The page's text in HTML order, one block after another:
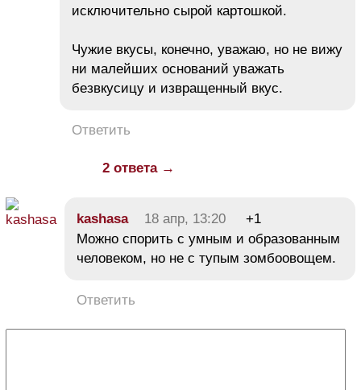
исключительно сырой картошкой.
Чужие вкусы, конечно, уважаю, но не вижу
ни малейших оснований уважать
безвкусицу и извращенный вкус.
Ответить
2 ответа →
kashasa 18 апр, 13:20
+1
Можно спорить с умным и образованным
человеком, но не с тупым зомбоовощем.
Ответить